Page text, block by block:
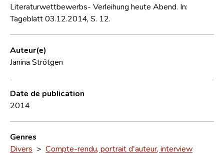
Literaturwettbewerbs- Verleihung heute Abend. In:
Tageblatt 03.12.2014, S. 12.
Auteur(e)
Janina Strötgen
Date de publication
2014
Genres
Divers > Compte-rendu, portrait d'auteur, interview